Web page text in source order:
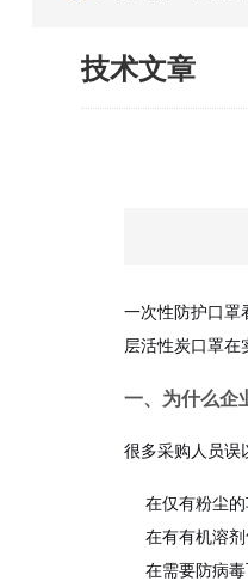
技术文章
一次性防护口罩
层活性炭口罩
一、为什么企
很多采购人员误
在仅有粉尘
在有有机溶
在需要防病